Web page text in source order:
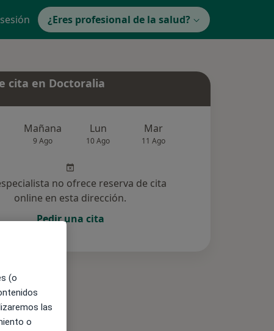
¿Eres profesional de la salud?
cita en Doctoralia
Mañana
9 Ago
Lun
10 Ago
Mar
11 Ago
no ofrece reserva de cita
online en esta dirección.
Pedir una cita
(o
las
o